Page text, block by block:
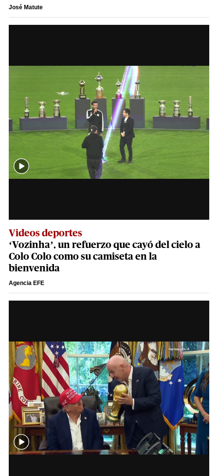
José Matute
Videos deportes
‘Vozinha’, un refuerzo que cayó del cielo a
Colo Colo como su camiseta en la
bienvenida
Agencia EFE